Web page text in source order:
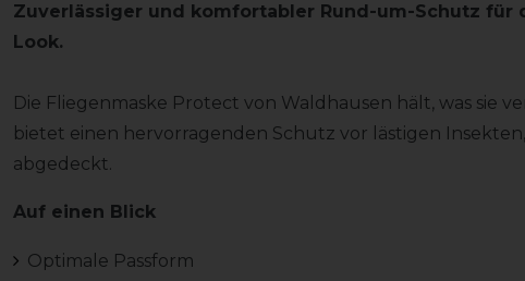
Zuverlässiger und komfortabler Rund-um-Schutz für
Look.
Die Fliegenmaske Protect von Waldhausen hält, was sie
bietet einen hervorragenden Schutz vor lästigen
abgedeckt.
Auf einen Blick
Optimale Passform